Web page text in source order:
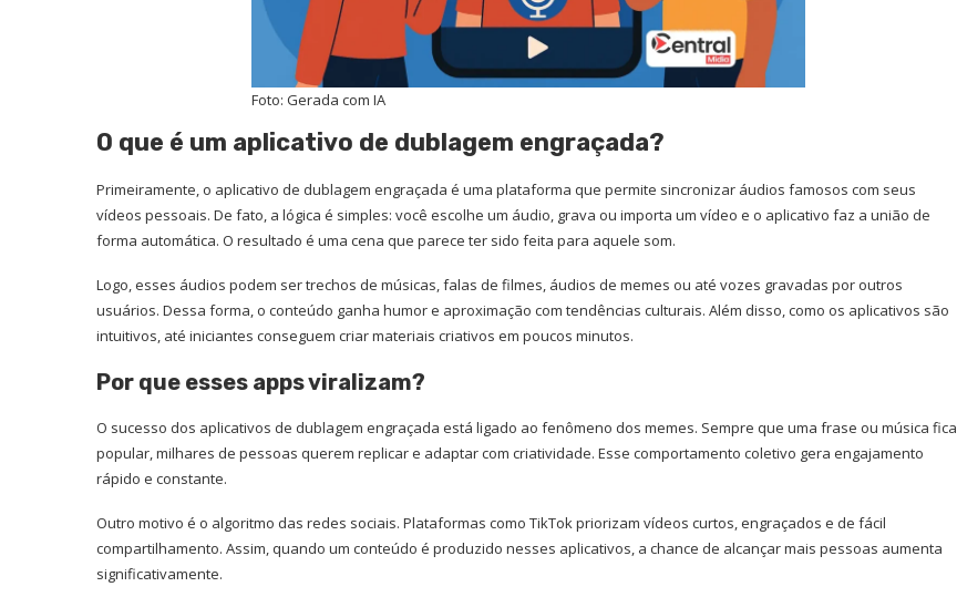
Foto: Gerada com IA
O que é um aplicativo de dublagem engraçada?
Primeiramente, o aplicativo de dublagem engraçada é uma plataforma que permite sincronizar áudios famosos com seus
vídeos pessoais. De fato, a lógica é simples: você escolhe um áudio, grava ou importa um vídeo e o aplicativo faz a união de
forma automática. O resultado é uma cena que parece ter sido feita para aquele som.
Logo, esses áudios podem ser trechos de músicas, falas de filmes, áudios de memes ou até vozes gravadas por outros
usuários. Dessa forma, o conteúdo ganha humor e aproximação com tendências culturais. Além disso, como os aplicativos são
intuitivos, até iniciantes conseguem criar materiais criativos em poucos minutos.
Por que esses apps viralizam?
O sucesso dos aplicativos de dublagem engraçada está ligado ao fenômeno dos memes. Sempre que uma frase ou música fica
popular, milhares de pessoas querem replicar e adaptar com criatividade. Esse comportamento coletivo gera engajamento
rápido e constante.
Outro motivo é o algoritmo das redes sociais. Plataformas como TikTok priorizam vídeos curtos, engraçados e de fácil
compartilhamento. Assim, quando um conteúdo é produzido nesses aplicativos, a chance de alcançar mais pessoas aumenta
significativamente.